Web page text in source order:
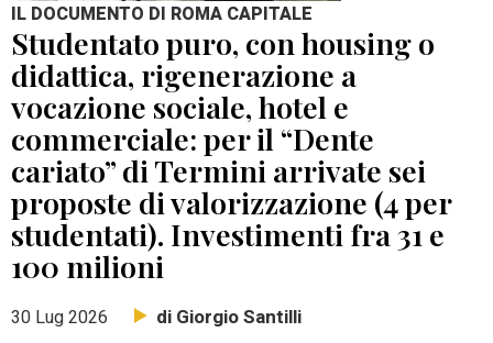
IL DOCUMENTO DI ROMA CAPITALE
Studentato puro, con housing o
didattica, rigenerazione a
vocazione sociale, hotel e
commerciale: per il “Dente
cariato” di Termini arrivate sei
proposte di valorizzazione (4 per
studentati). Investimenti fra 31 e
100 milioni
30 Lug 2026 di Giorgio Santilli